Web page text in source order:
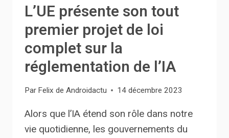
L’UE présente son tout
premier projet de loi
complet sur la
réglementation de l’IA
Par Felix de Androidactu 14 décembre 2023
Alors que l’IA étend son rôle dans notre
vie quotidienne, les gouvernements du